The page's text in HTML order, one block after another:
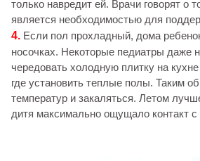
только навредит ей. Врачи говорят о
является необходимостью для
4. Если пол прохладный, дома
носочках. Некоторые педиатры даже
чередовать холодную плитку на
где установить теплые полы. Таким
температур и закаляться. Летом
дитя максимально ощущало контакт с